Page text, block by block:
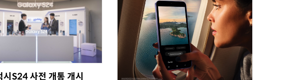
시S24 사전 개통 개시